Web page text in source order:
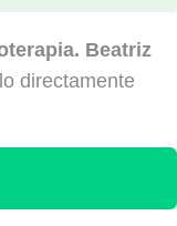
Beatriz
directamente